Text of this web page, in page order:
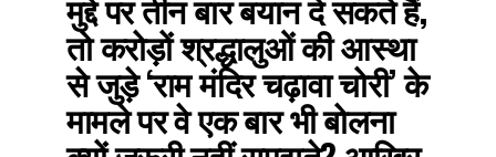
तो करोड़ों श्रद्धालुओं की आस्था
से जुड़े ‘राम मंदिर चढ़ावा चोरी’ के
मामले पर वे एक बार भी बोलना